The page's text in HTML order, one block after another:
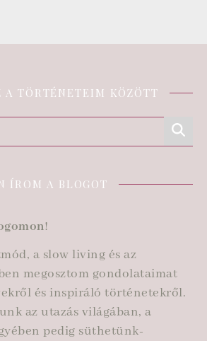
A TÖRTÉNETEIM KÖZÖTT
ÍROM A BLOGOT
!
a slow living és az
megosztom gondolataimat
és inspiráló történetekről.
az utazás világában, a
pedig süthetünk-